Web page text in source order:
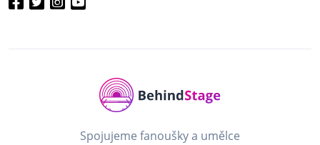
Spojujeme fanoušky a umělce